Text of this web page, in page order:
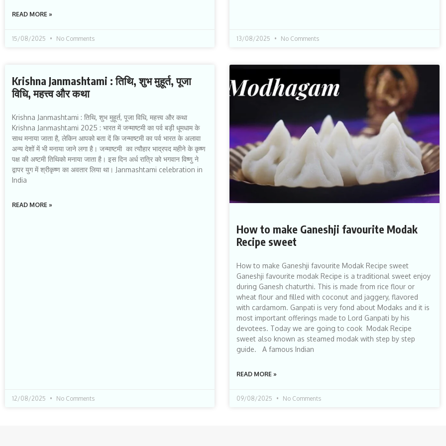
READ MORE »
15/08/2025 No Comments 13/08/2025 No Comments
Krishna Janmashtami : तिथि, शुभ मुहूर्त, पूजा
विधि, महत्त्व और कथा
Krishna Janmashtami : तिथि, शुभ मुहूर्त, पूजा विधि, महत्त्व और कथा
Krishna Janmashtami 2025 : भारत में जन्माष्टमी का पर्व बड़ी धूमधाम के
साथ मनाया जाता है, लेकिन आपको बता दें कि जन्माष्टमी का पर्व भारत के अलावा
अन्य देशों में भी मनाया जाने लगा है। जन्माष्टमी का त्यौहार भाद्रपद महीने के कृष्ण
पक्ष की अष्टमी तिथिको मनाया जाता है। इस दिन अर्ध रात्रि को भगवान विष्णु ने
द्वापर युग में श्रीकृष्ण का अवतार लिया था। Janmashtami celebration in
India
READ MORE »
12/08/2025 No Comments
How to make Ganeshji favourite Modak
Recipe sweet
How to make Ganeshji favourite Modak Recipe sweet
Ganeshji favourite modak Recipe is a traditional sweet enjoy
during Ganesh chaturthi. This is made from rice flour or
wheat flour and filled with coconut and jaggery, flavored
with cardamom. Ganpati is very fond about Modaks and it is
most important offerings made to Lord Ganpati by his
devotees. Today we are going to cook Modak Recipe
sweet also known as steamed modak with step by step
guide. A famous Indian
READ MORE »
09/08/2025 No Comments